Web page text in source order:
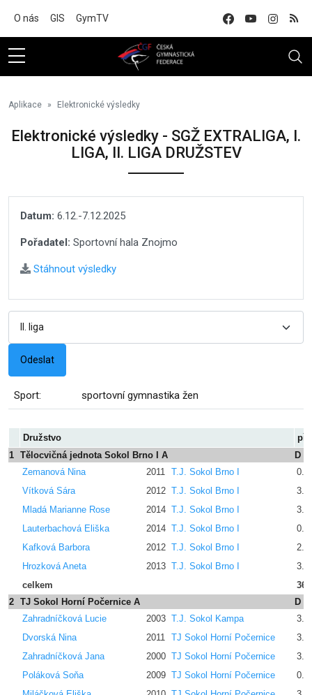
O nás GIS GymTV
Aplikace Elektronické výsledky
Elektronické výsledky - SGŽ EXTRALIGA, I.
LIGA, II. LIGA DRUŽSTEV
Datum: 6.12.-7.12.2025
Pořadatel: Sportovní hala Znojmo
Stáhnout výsledky
Sport: sportovní gymnastika žen
Družstvo
1 Tělocvičná jednota Sokol Brno I A
D
Zemanová Nina
2011 T.J. Sokol Brno I
Vítková Sára
2012 T.J. Sokol Brno I
Mladá Marianne Rose
2014 T.J. Sokol Brno I
Lauterbachová Eliška
2014 T.J. Sokol Brno I
Kafková Barbora
2012 T.J. Sokol Brno I
Hrozková Aneta
2013 T.J. Sokol Brno I
celkem
2 TJ Sokol Horní Počernice A
D
Zahradníčková Lucie
2003 T.J. Sokol Kampa
Dvorská Nina
2011 TJ Sokol Horní Počernice
Zahradníčková Jana
2000 TJ Sokol Horní Počernice
Poláková Soňa
2009 TJ Sokol Horní Počernice